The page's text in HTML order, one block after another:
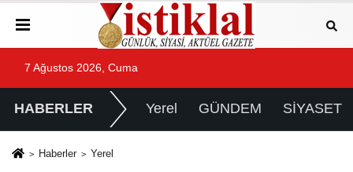
7 Ağustos 2026, Cuma
HABERLER Yerel GÜNDEM SİYASET
Haberler Yerel